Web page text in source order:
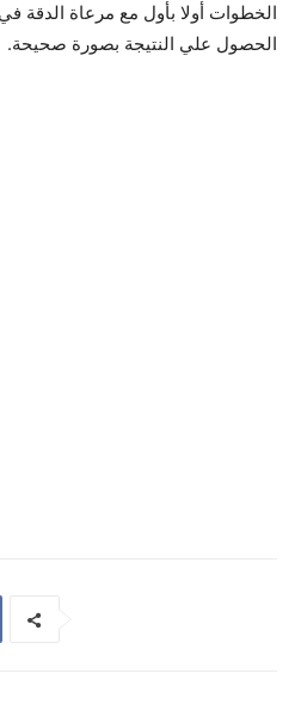
الخطوات أولا بأول مع مرعاة الدقة
الحصول علي النتيجة بصورة صحيحة.